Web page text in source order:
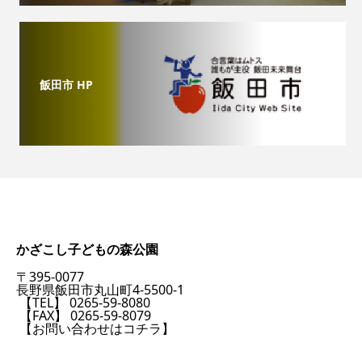
飯田市 HP
かざこし子どもの森公園
〒395-0077
長野県飯田市丸山町4-5500-1
【TEL】 0265-59-8080
【FAX】 0265-59-8079
【お問い合わせはコチラ】